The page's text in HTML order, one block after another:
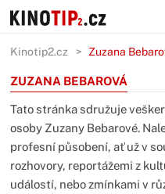
Kinotip2.cz Zuzana
ZUZANA BEBAROVÁ
Tato stránka sdružuje
osoby Zuzany Bebarové.
profesní působení, ať už v
rozhovory, reportážemi z
událostí, nebo zmínkami v